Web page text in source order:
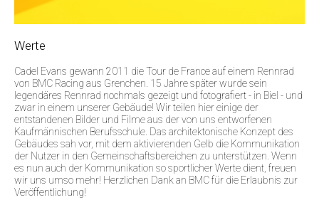
Werte
Cadel Evans gewann 2011 die Tour de France auf einem Rennrad
von BMC Racing aus Grenchen. 15 Jahre später wurde sein
legendäres Rennrad nochmals gezeigt und fotografiert - in Biel - und
zwar in einem unserer Gebäude! Wir teilen hier einige der
entstandenen Bilder und Filme aus der von uns entworfenen
Kaufmännischen Berufsschule. Das architektonische Konzept des
Gebäudes sah vor, mit dem aktivierenden Gelb die Kommunikation
der Nutzer in den Gemeinschaftsbereichen zu unterstützen. Wenn
es nun auch der Kommunikation so sportlicher Werte dient, freuen
wir uns umso mehr! Herzlichen Dank an BMC für die Erlaubnis zur
Veröffentlichung!